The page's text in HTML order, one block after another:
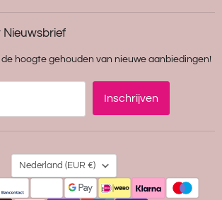
hoogte gehouden van nieuwe aanbiedingen!
Inschrijven
Land
Nederland (EUR €)